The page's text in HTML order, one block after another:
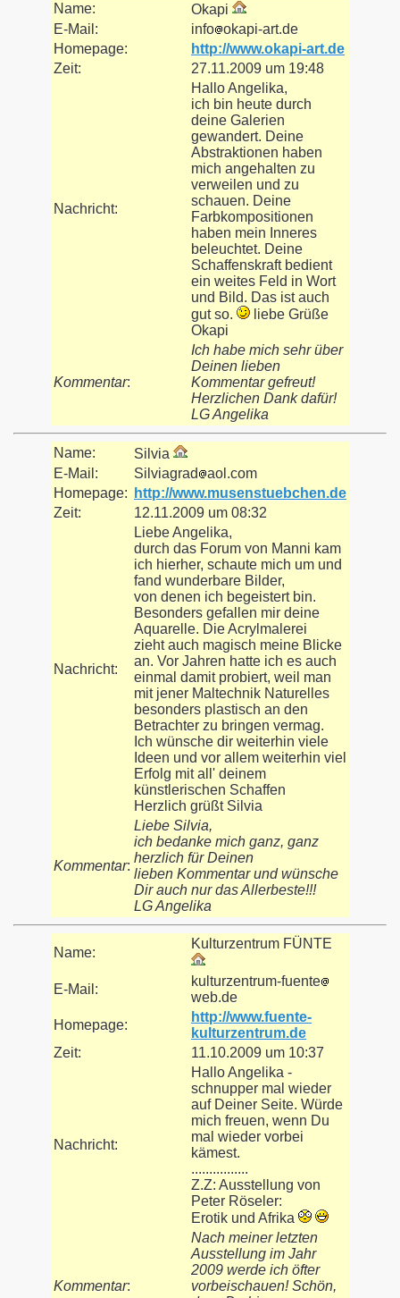
Name:
Okapi
E-Mail:
info okapi-art.de
Homepage:
http://www.okapi-art.de
Zeit:
27.11.2009 um 19:48
Nachricht:
Hallo Angelika,
ich bin heute durch
deine Galerien
gewandert. Deine
Abstraktionen haben
mich angehalten zu
verweilen und zu
schauen. Deine
Farbkompositionen
haben mein Inneres
beleuchtet. Deine
Schaffenskraft bedient
ein weites Feld in Wort
und Bild. Das ist auch
gut so.
liebe Grüße
Okapi
Kommentar:
Ich habe mich sehr über
Deinen lieben
Kommentar gefreut!
Herzlichen Dank dafür!
LG Angelika
Name:
Silvia
E-Mail:
Silviagrad
aol.com
Homepage:
http://www.musenstuebchen.de
Zeit:
12.11.2009 um 08:32
Nachricht:
Liebe Angelika,
durch das Forum von Manni kam
ich hierher, schaute mich um und
fand wunderbare Bilder,
von denen ich begeistert bin.
Besonders gefallen mir deine
Aquarelle. Die Acrylmalerei
zieht auch magisch meine Blicke
an. Vor Jahren hatte ich es auch
einmal damit probiert, weil man
mit jener Maltechnik Naturelles
besonders plastisch an den
Betrachter zu bringen vermag.
Ich wünsche dir weiterhin viele
Ideen und vor allem weiterhin viel
Erfolg mit all' deinem
künstlerischen Schaffen
Herzlich grüßt Silvia
Kommentar:
Liebe Silvia,
ich bedanke mich ganz, ganz
herzlich für Deinen
lieben Kommentar und wünsche
Dir auch nur das Allerbeste!!!
LG Angelika
Name:
Kulturzentrum FÜNTE
E-Mail:
kulturzentrum-fuente
web.de
Homepage:
http://www.fuente-
kulturzentrum.de
Zeit:
11.10.2009 um 10:37
Nachricht:
Hallo Angelika -
schnupper mal wieder
auf Deiner Seite. Würde
mich freuen, wenn Du
mal wieder vorbei
kämest.
................
Z.Z: Ausstellung von
Peter Röseler:
Erotik und Afrika
Kommentar:
Nach meiner letzten
Ausstellung im Jahr
2009 werde ich öfter
vorbeischauen! Schön,